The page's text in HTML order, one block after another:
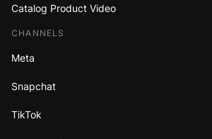
Catalog Product Video
CHANNELS
Meta
Snapchat
TikTok